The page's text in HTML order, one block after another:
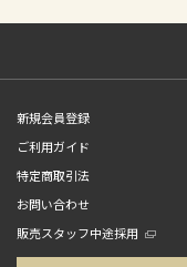
新規会員登録
ご利用ガイド
特定商取引法
お問い合わせ
販売スタッフ中途採用